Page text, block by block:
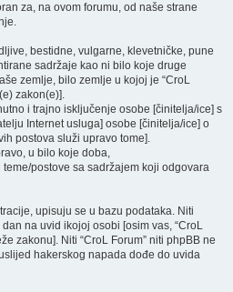
za, na ovom forumu, od naše strane
bestidne, vulgarne, klevetničke, pune
sadržaje kao ni bilo koje druge
zemlje, bilo zemlje u kojoj je “CroL
zakon(e)].
i trajno isključenje osobe [činitelja/ice] s
Internet usluga] osobe [činitelja/ice] o
postova služi upravo tome].
u bilo koje doba,
postove sa sadržajem koji odgovara
upisuju se u bazu podataka. Niti
na uvid ikojoj osobi [osim vas, “CroL
zakonu]. Niti “CroL Forum” niti phpBB ne
hakerskog napada dođe do uvida